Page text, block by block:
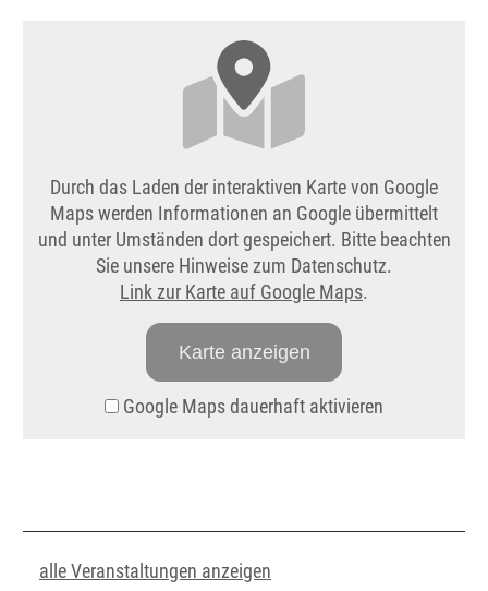
Durch das Laden der interaktiven Karte von Google
Maps werden Informationen an Google übermittelt
und unter Umständen dort gespeichert. Bitte beachten
Sie unsere Hinweise zum Datenschutz.
Link zur Karte auf Google Maps.
Karte anzeigen
Google Maps dauerhaft aktivieren
alle Veranstaltungen anzeigen